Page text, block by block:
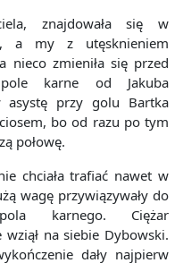
znajdowała się w
a my z utęsknieniem
nieco zmieniła się przed
karne od Jakuba
asystę przy golu Bartka
bo od razu po tym
połowę.
chciała trafiać nawet w
wagę przywiązywały do
pola karnego. Ciężar
na siebie Dybowski.
dały najpierw